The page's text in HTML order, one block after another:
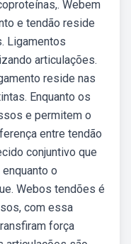
Webem
e tendão reside
Ligamentos
articulações.
reside nas
Enquanto os
e permitem o
entre tendão
conjuntivo que
o
Webos tendões é
com essa
força